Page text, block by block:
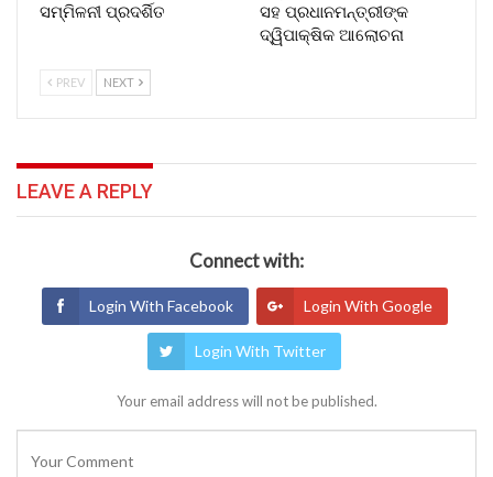
ସମ୍ମିଳନୀ ପ୍ରଦର୍ଶିତ
ସହ ପ୍ରଧାନମନ୍ତ୍ରୀଙ୍କ
ଦ୍ୱିପାକ୍ଷିକ ଆଲୋଚନା
PREV NEXT
LEAVE A REPLY
Connect with:
Login With Facebook Login With Google
Login With Twitter
Your email address will not be published.